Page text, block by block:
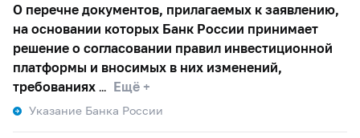
О перечне документов, прилагаемых к заявлению,
на основании которых Банк России принимает
решение о согласовании правил инвестиционной
платформы и вносимых в них изменений,
требованиях
Ещё +
Указание Банка России